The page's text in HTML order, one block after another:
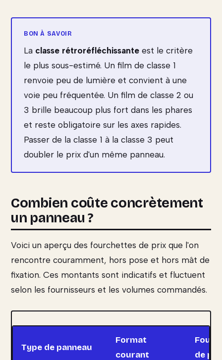
La classe rétroréfléchissante est le critère
le plus sous-estimé. Un film de classe 1
renvoie peu de lumière et convient à une
voie peu fréquentée. Un film de classe 2 ou
3 brille beaucoup plus fort dans les phares
et reste obligatoire sur les axes rapides.
Passer de la classe 1 à la classe 3 peut
doubler le prix d'un même panneau.
Combien coûte concrètement
un panneau ?
Voici un aperçu des fourchettes de prix que l'on
rencontre couramment, hors pose et hors mât de
fixation. Ces montants sont indicatifs et fluctuent
selon les fournisseurs et les volumes commandés.
Type de panneau
Format
courant
de